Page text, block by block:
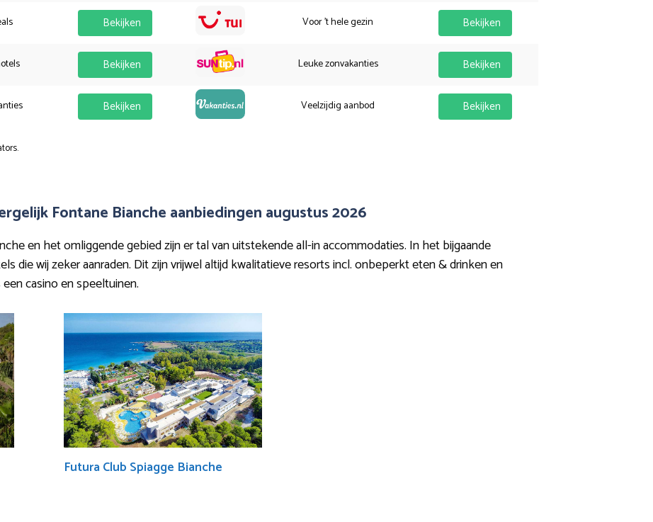
Bekijken
Bekijken
Bekijken
Voor 't hele gezin Bekijken
Leuke zonvakanties Bekijken
Veelzijdig aanbod Bekijken
Fontane Bianche aanbiedingen augustus 2026
en het omliggende gebied zijn er tal van uitstekende all-in accommodaties. In het bijgaande
die wij zeker aanraden. Dit zijn vrijwel altijd kwalitatieve resorts incl. onbeperkt eten & drinken en
casino en speeltuinen.
Futura Club Spiagge Bianche